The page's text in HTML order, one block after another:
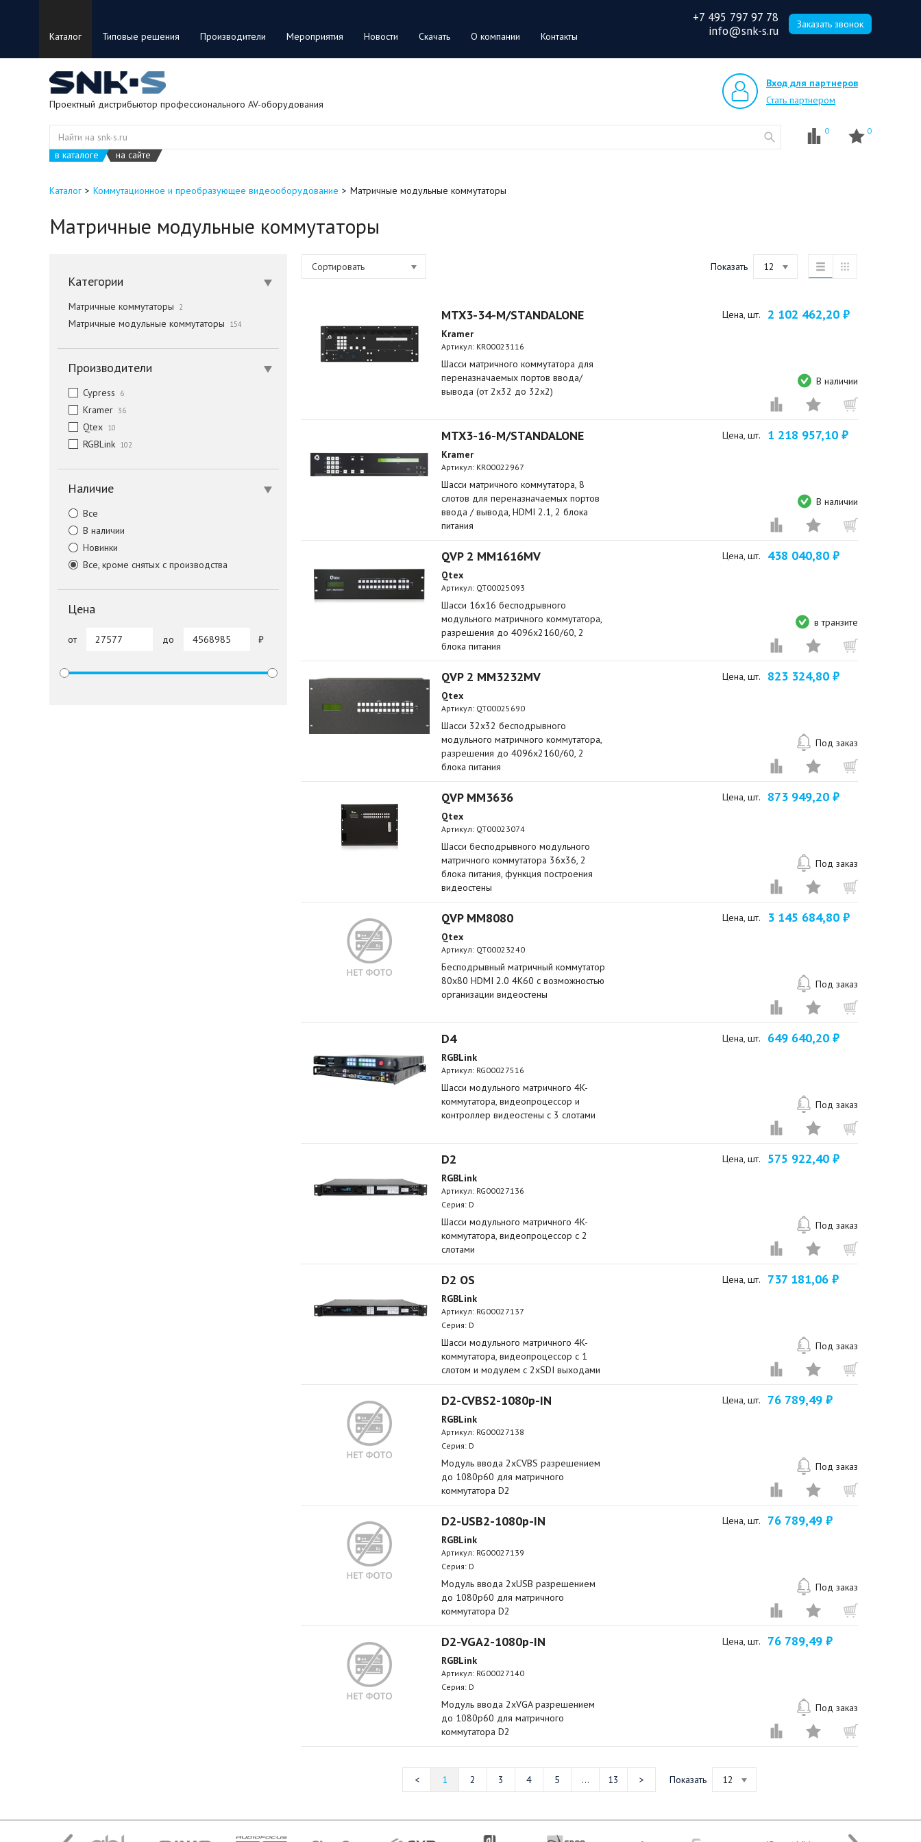
Каталог Типовые решения Производители Мероприятия Новости Скачать О компании Контакты
+7 495 797 97 78
info@snk-s.ru
Заказать звонок
Проектный дистрибьютор профессионального AV-оборудования
Вход для партнеров
Стать партнером
в каталоге на сайте
0 0
Каталог Коммутационное и преобразующее видеооборудование Матричные модульные коммутаторы
Матричные модульные коммутаторы
Категории
Матричные коммутаторы 2
Матричные модульные коммутаторы 154
Производители
Cypress 6
Kramer 36
Qtex 10
RGBLink 102
Наличие
Все
В наличии
Новинки
Все, кроме снятых с производства
Цена
от до
Сортировать Показать 12
MTX3-34-M/STANDALONE
Kramer
Артикул: KR00023116
Шасси матричного коммутатора для
переназначаемых портов ввода/
вывода (от 2х32 до 32х2)
Цена, шт. 2 102 462,20 ₽
В наличии
MTX3-16-M/STANDALONE
Kramer
Артикул: KR00022967
Шасси матричного коммутатора, 8
слотов для переназначаемых портов
ввода / вывода, HDMI 2.1, 2 блока
питания
Цена, шт. 1 218 957,10 ₽
В наличии
QVP 2 MM1616MV
Qtex
Артикул: QT00025093
Шасси 16х16 бесподрывного
модульного матричного коммутатора,
разрешения до 4096x2160/60, 2
блока питания
Цена, шт. 438 040,80 ₽
в транзите
QVP 2 MM3232MV
Qtex
Артикул: QT00025690
Шасси 32х32 бесподрывного
модульного матричного коммутатора,
разрешения до 4096x2160/60, 2
блока питания
Цена, шт. 823 324,80 ₽
Под заказ
QVP MM3636
Qtex
Артикул: QT00023074
Шасси бесподрывного модульного
матричного коммутатора 36x36, 2
блока питания, функция построения
видеостены
Цена, шт. 873 949,20 ₽
Под заказ
QVP MM8080
Qtex
Артикул: QT00023240
Бесподрывный матричный коммутатор
80х80 HDMI 2.0 4K60 с возможностью
организации видеостены
Цена, шт. 3 145 684,80 ₽
Под заказ
D4
RGBLink
Артикул: RG00027516
Шасси модульного матричного 4K-
коммутатора, видеопроцессор и
контроллер видеостены с 3 слотами
Цена, шт. 649 640,20 ₽
Под заказ
D2
RGBLink
Артикул: RG00027136
Серия: D
Шасси модульного матричного 4K-
коммутатора, видеопроцессор с 2
слотами
Цена, шт. 575 922,40 ₽
Под заказ
D2 OS
RGBLink
Артикул: RG00027137
Серия: D
Шасси модульного матричного 4K-
коммутатора, видеопроцессор с 1
слотом и модулем c 2xSDI выходами
Цена, шт. 737 181,06 ₽
Под заказ
D2-CVBS2-1080p-IN
RGBLink
Артикул: RG00027138
Серия: D
Модуль ввода 2xCVBS разрешением
до 1080p60 для матричного
коммутатора D2
Цена, шт. 76 789,49 ₽
Под заказ
D2-USB2-1080p-IN
RGBLink
Артикул: RG00027139
Серия: D
Модуль ввода 2xUSB разрешением
до 1080p60 для матричного
коммутатора D2
Цена, шт. 76 789,49 ₽
Под заказ
D2-VGA2-1080p-IN
RGBLink
Артикул: RG00027140
Серия: D
Модуль ввода 2xVGA разрешением
до 1080p60 для матричного
коммутатора D2
Цена, шт. 76 789,49 ₽
Под заказ
1 2 3 4 5 ... 13 Показать 12